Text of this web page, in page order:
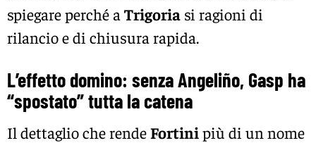
spiegare perché a Trigoria si ragioni di
rilancio e di chiusura rapida.
L’effetto domino: senza Angeliño, Gasp ha
“spostato” tutta la catena
Il dettaglio che rendeFortinipiù di un nome